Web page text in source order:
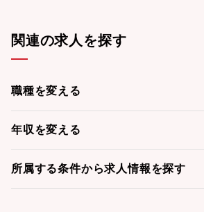
持ちの方のニーズがあるため、他の部署への
あればチャレンジできる環境。
関連の求人を探す
職種を変える
年収を変える
所属する条件から求人情報を探す